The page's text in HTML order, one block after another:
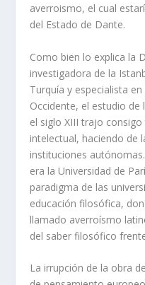
averroismo, el cual
del Estado de Dante.
Como bien lo explica la
investigadora de la
Turquía y especialista
Occidente, el estudio
el siglo XIII trajo
intelectual, haciendo de
instituciones
era la Universidad de
paradigma de las
educación filosófica,
llamado averroísmo
del saber filosófico
La irrupción de la obra